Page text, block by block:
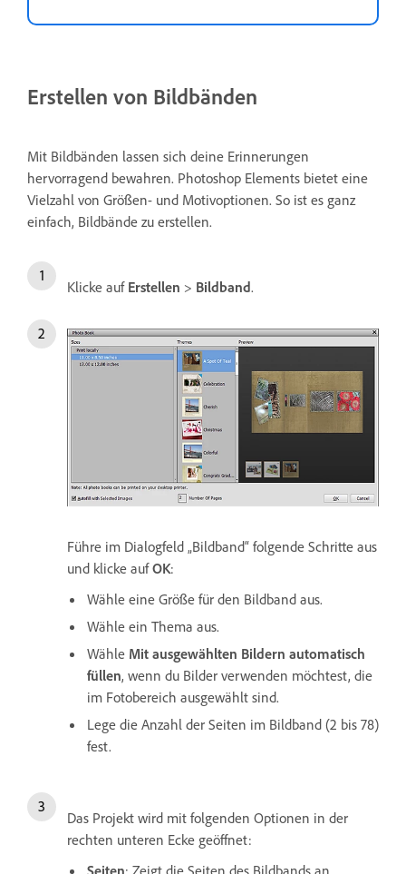
Erstellen von Bildbänden
Mit Bildbänden lassen sich deine Erinnerungen
hervorragend bewahren. Photoshop Elements bietet eine
Vielzahl von Größen- und Motivoptionen. So ist es ganz
einfach, Bildbände zu erstellen.
Klicke auf Erstellen > Bildband.
Führe im Dialogfeld „Bildband“ folgende Schritte aus
und klicke aufOK:
Wähle eine Größe für den Bildband aus.
Wähle ein Thema aus.
Wähle Mit ausgewählten Bildern automatisch
füllen, wenn du Bilder verwenden möchtest, die
im Fotobereich ausgewählt sind.
Lege die Anzahl der Seiten im Bildband (2 bis 78)
fest.
Das Projekt wird mit folgenden Optionen in der
rechten unteren Ecke geöffnet:
Seiten: Zeigt die Seiten des Bildbands an